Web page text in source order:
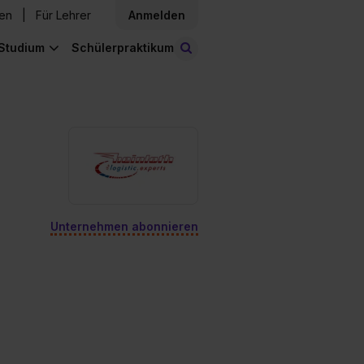
Für Lehrer Anmelden
Schülerpraktikum
Unternehmen abonnieren